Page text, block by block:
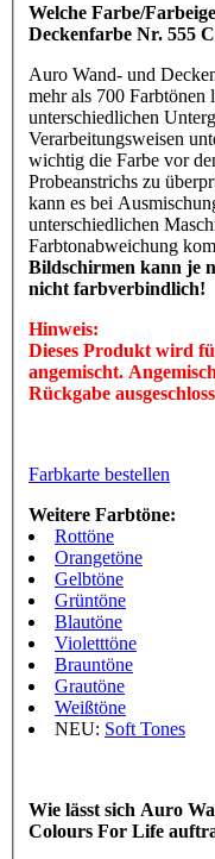
Welche Farbe/
Deckenfarbe Nr. 555
Auro Wand- und
mehr als 700 Farbtönen
unterschiedlichen
Verarbeitungsweisen
wichtig die Farbe vor
Probeanstrichs zu
kann es bei
unterschiedlichen
Farbtonabweichung
Bildschirmen kann je
nicht farbverbindlich!
Hinweis:
Dieses Produkt wird
angemischt.
Rückgabe
Farbkarte bestellen
Weitere Farbtöne:
Rottöne
Orangetöne
Gelbtöne
Grüntöne
Blautöne
Violetttöne
Brauntöne
Grautöne
Weißtöne
NEU: Soft Tones
Wie lässt sich Auro
Colours For Life